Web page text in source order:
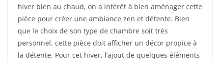
hiver bien au chaud, on a intérêt à bien aménager cette
pièce pour créer une ambiance zen et détente. Bien
que le choix de son type de chambre soit très
personnel, cette pièce doit afficher un décor propice à
la détente. Pour cet hiver, l’ajout de quelques éléments